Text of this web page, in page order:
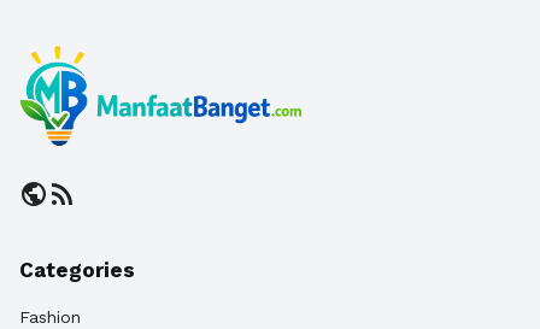
publicrss_feed
Categories
Fashion